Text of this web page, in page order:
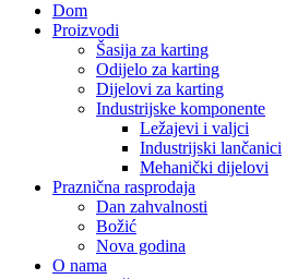
Dom
Proizvodi
Šasija za karting
Odijelo za karting
Dijelovi za karting
Industrijske komponente
Ležajevi i valjci
Industrijski lančanici
Mehanički dijelovi
Praznična rasprodaja
Dan zahvalnosti
Božić
Nova godina
O nama